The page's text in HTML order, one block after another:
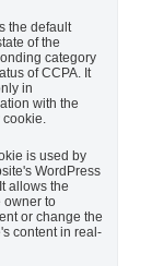
the default
of the
category
of CCPA. It
in
with the
cookie.
is used by
WordPress
allows the
owner to
or change the
content in real-